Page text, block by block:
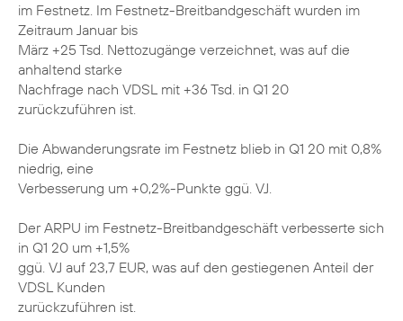
im Festnetz. Im Festnetz-Breitbandgeschäft wurden im
Zeitraum Januar bis
März +25 Tsd. Nettozugänge verzeichnet, was auf die
anhaltend starke
Nachfrage nach VDSL mit +36 Tsd. in Q1 20
zurückzuführen ist.
Die Abwanderungsrate im Festnetz blieb in Q1 20 mit 0,8%
niedrig, eine
Verbesserung um +0,2%-Punkte ggü. VJ.
Der ARPU im Festnetz-Breitbandgeschäft verbesserte sich
in Q1 20 um +1,5%
ggü. VJ auf 23,7 EUR, was auf den gestiegenen Anteil der
VDSL Kunden
zurückzuführen ist.